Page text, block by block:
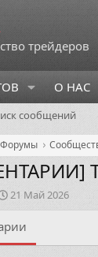
О НАС
сообщений
Форумы
Д
т
21 Май 2026